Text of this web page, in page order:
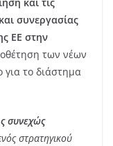
συνεργασίας
ΕΕ στην
των νέων
για το διάστημα
συνεχώς
στρατηγικού